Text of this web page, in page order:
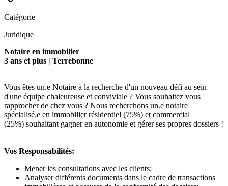
Catégorie
Juridique
Notaire en immobilier
3 ans et plus | Terrebonne
Vous êtes un.e Notaire à la recherche d'un nouveau défi au sein
d'une équipe chaleureuse et conviviale ? Vous souhaitez vous
rapprocher de chez vous ? Nous recherchons un.e notaire
spécialisé.e en immobilier résidentiel (75%) et commercial
(25%) souhaitant gagner en autonomie et gérer ses propres dossiers !
Vos Responsabilités:
Mener les consultations avec les clients;
Analyser différents documents dans le cadre de transactions